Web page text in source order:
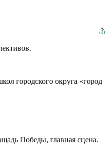
городского округа «город
Победы, главная сцена.